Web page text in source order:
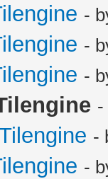
-
-
-
-
-